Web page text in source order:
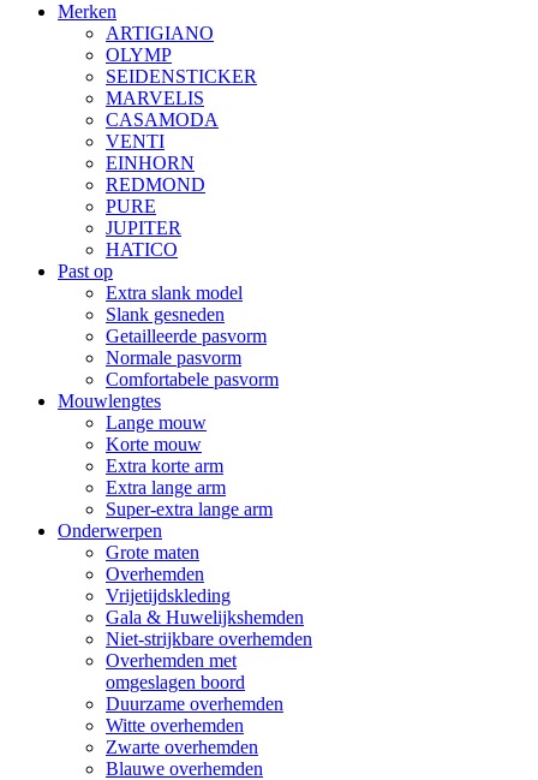
Merken
ARTIGIANO
OLYMP
SEIDENSTICKER
MARVELIS
CASAMODA
VENTI
EINHORN
REDMOND
PURE
JUPITER
HATICO
Past op
Extra slank model
Slank gesneden
Getailleerde pasvorm
Normale pasvorm
Comfortabele pasvorm
Mouwlengtes
Lange mouw
Korte mouw
Extra korte arm
Extra lange arm
Super-extra lange arm
Onderwerpen
Grote maten
Overhemden
Vrijetijdskleding
Gala & Huwelijkshemden
Niet-strijkbare overhemden
Overhemden met
omgeslagen boord
Duurzame overhemden
Witte overhemden
Zwarte overhemden
Blauwe overhemden